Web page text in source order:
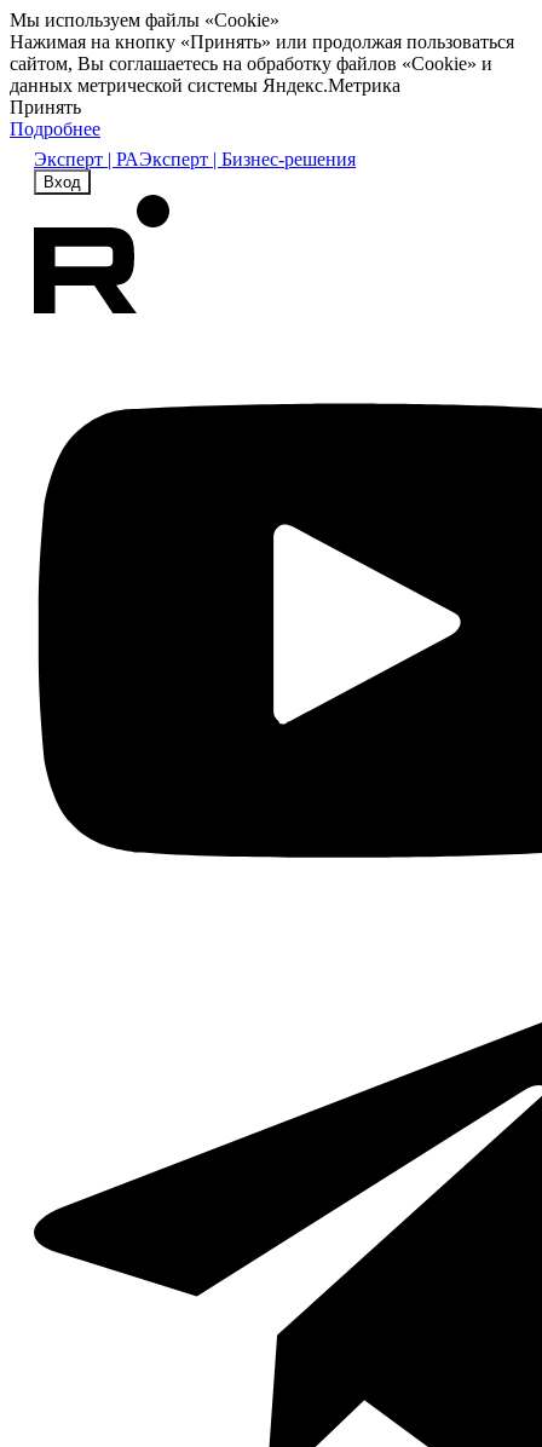
Мы используем файлы «Cookie»
Нажимая на кнопку «Принять» или продолжая пользоваться
сайтом, Вы соглашаетесь на обработку файлов «Cookie» и
данных метрической системы Яндекс.Метрика
Принять
Подробнее
Эксперт | РАЭксперт | Бизнес-решения
Вход